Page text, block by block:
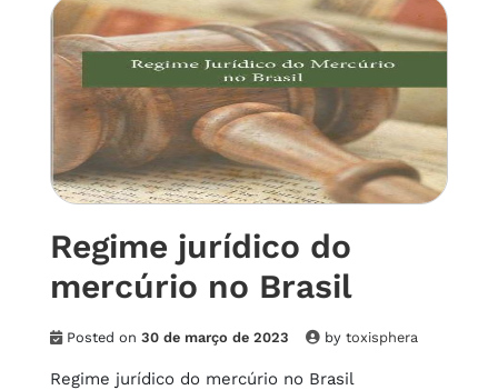
Regime jurídico do
mercúrio no Brasil
Posted on 30 de março de 2023 by toxisphera
Regime jurídico do mercúrio no Brasil